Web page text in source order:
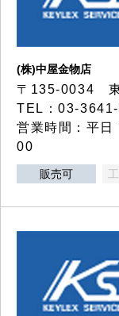
(株)中屋金物店
〒135-0034
TEL：03-
営業時間：平
00
販売可